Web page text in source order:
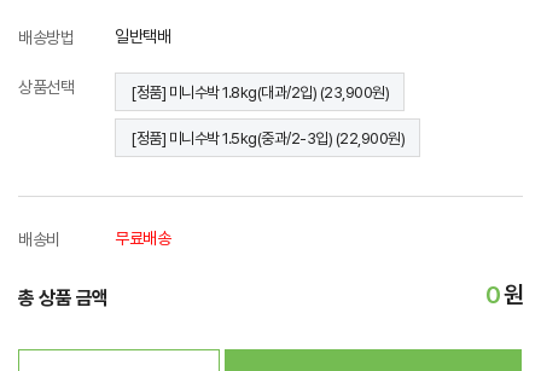
배송방법 일반택배
상품선택 [정품] 미니수박 1.8kg(대과/2입) (23,900원)
[정품] 미니수박 1.5kg(중과/2-3입) (22,900원)
배송비 무료배송
총 상품 금액 0원